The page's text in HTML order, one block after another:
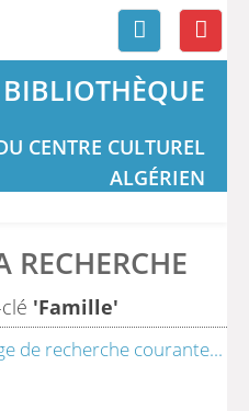
BIBLIOTHÈQUE
CENTRE CULTUREL
ALGÉRIEN
RECHERCHE
'Famille'